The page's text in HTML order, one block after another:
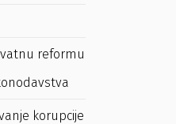
reformu
korupcije